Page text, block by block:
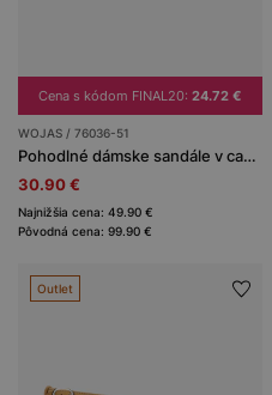
Cena s kódom FINAL20: 24.72 €
WOJAS / 76036-51
Pohodlné dámske sandále v casual štýle
30.90 €
Najnižšia cena: 49.90 €
Pôvodná cena: 99.90 €
Outlet